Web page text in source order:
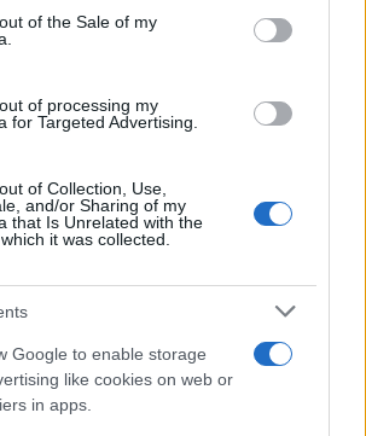
of the Sale of my
of processing my
for Targeted Advertising.
of Collection, Use,
and/or Sharing of my
that Is Unrelated with the
it was collected.
Google to enable storage
like cookies on web or
in apps.
ΕΙΔΗΣΕΙΣ
ΑΚΟΜΑ